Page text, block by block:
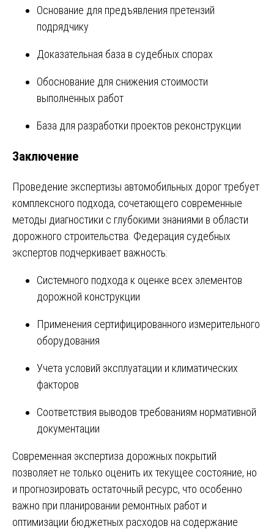
Основание для предъявления претензий
подрядчику
Доказательная база в судебных спорах
Обоснование для снижения стоимости
выполненных работ
База для разработки проектов реконструкции
Заключение
Проведение экспертизы автомобильных дорог требует
комплексного подхода, сочетающего современные
методы диагностики с глубокими знаниями в области
дорожного строительства. Федерация судебных
экспертов подчеркивает важность:
Системного подхода к оценке всех элементов
дорожной конструкции
Применения сертифицированного измерительного
оборудования
Учета условий эксплуатации и климатических
факторов
Соответствия выводов требованиям нормативной
документации
Современная экспертиза дорожных покрытий
позволяет не только оценить их текущее состояние, но
и прогнозировать остаточный ресурс, что особенно
важно при планировании ремонтных работ и
оптимизации бюджетных расходов на содержание